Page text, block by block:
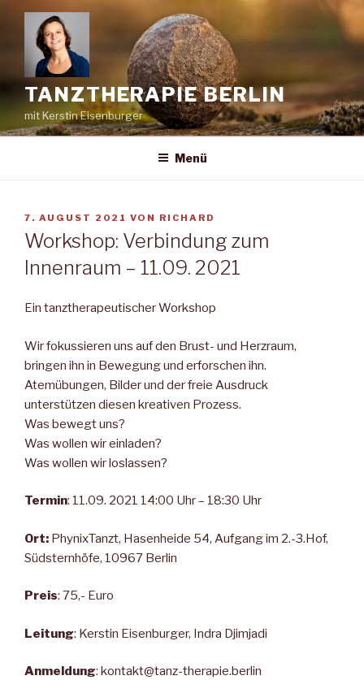
springen
TANZTHERAPIE BERLIN
mit Kerstin Eisenburger
Menü
VERÖFFENTLICHT
AM
7. AUGUST 2021 VON RICHARD
Workshop: Verbindung zum
Innenraum – 11.09. 2021
Ein tanztherapeutischer Workshop
Wir fokussieren uns auf den Brust- und Herzraum,
bringen ihn in Bewegung und erforschen ihn.
Atemübungen, Bilder und der freie Ausdruck
unterstützen diesen kreativen Prozess.
Was bewegt uns?
Was wollen wir einladen?
Was wollen wir loslassen?
Termin: 11.09. 2021 14:00 Uhr – 18:30 Uhr
Ort: PhynixTanzt, Hasenheide 54, Aufgang im 2.-3.Hof,
Südsternhöfe, 10967 Berlin
Preis: 75,- Euro
Leitung: Kerstin Eisenburger, Indra Djimjadi
Anmeldung: kontakt@tanz-therapie.berlin